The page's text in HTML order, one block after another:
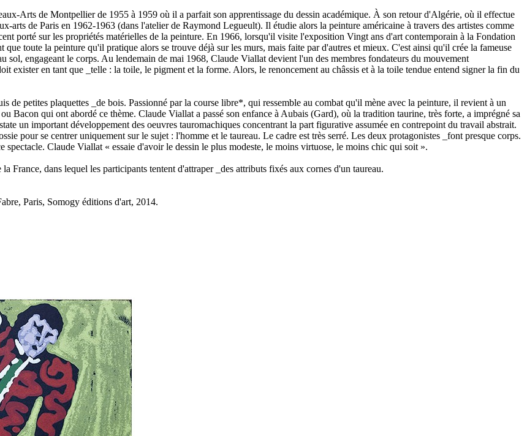
Arts de Montpellier de 1955 à 1959 où il a parfait son apprentissage du dessin académique. À son retour d'Algérie, où il effectue
arts de Paris en 1962-1963 (dans l'atelier de Raymond Legueult). Il étudie alors la peinture américaine à travers des artistes comme
porté sur les propriétés matérielles de la peinture. En 1966, lorsqu'il visite l'exposition Vingt ans d'art contemporain à la Fondation
toute la peinture qu'il pratique alors se trouve déjà sur les murs, mais faite par d'autres et mieux. C'est ainsi qu'il crée la fameuse
sol, engageant le corps. Au lendemain de mai 1968, Claude Viallat devient l'un des membres fondateurs du mouvement
exister en tant que _telle : la toile, le pigment et la forme. Alors, le renoncement au châssis et à la toile tendue entend signer la fin du
de petites plaquettes _de bois. Passionné par la course libre*, qui ressemble au combat qu'il mène avec la peinture, il revient à un
Bacon qui ont abordé ce thème. Claude Viallat a passé son enfance à Aubais (Gard), où la tradition taurine, très forte, a imprégné sa
un important développement des oeuvres tauromachiques concentrant la part figurative assumée en contrepoint du travail abstrait.
pour se centrer uniquement sur le sujet : l'homme et le taureau. Le cadre est très serré. Les deux protagonistes _font presque corps.
Claude Viallat « essaie d'avoir le dessin le plus modeste, le moins virtuose, le moins chic qui soit ».
France, dans lequel les participants tentent d'attraper _des attributs fixés aux cornes d'un taureau.
Paris, Somogy éditions d'art, 2014.